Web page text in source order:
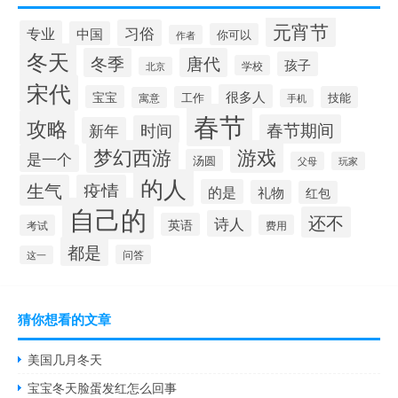
专业 中国 习俗 作者 你可以 元宵节
冬天 冬季 北京 唐代 学校 孩子
宋代 宝宝 寓意 工作 很多人 手机 技能
攻略 新年 时间 春节 春节期间
是一个 梦幻西游 汤圆 游戏 父母 玩家
生气 疫情 的人 的是 礼物 红包
考试 自己的 英语 诗人 费用 还不
这一 都是 问答
猜你想看的文章
美国几月冬天
宝宝冬天脸蛋发红怎么回事